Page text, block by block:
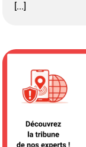
[...]